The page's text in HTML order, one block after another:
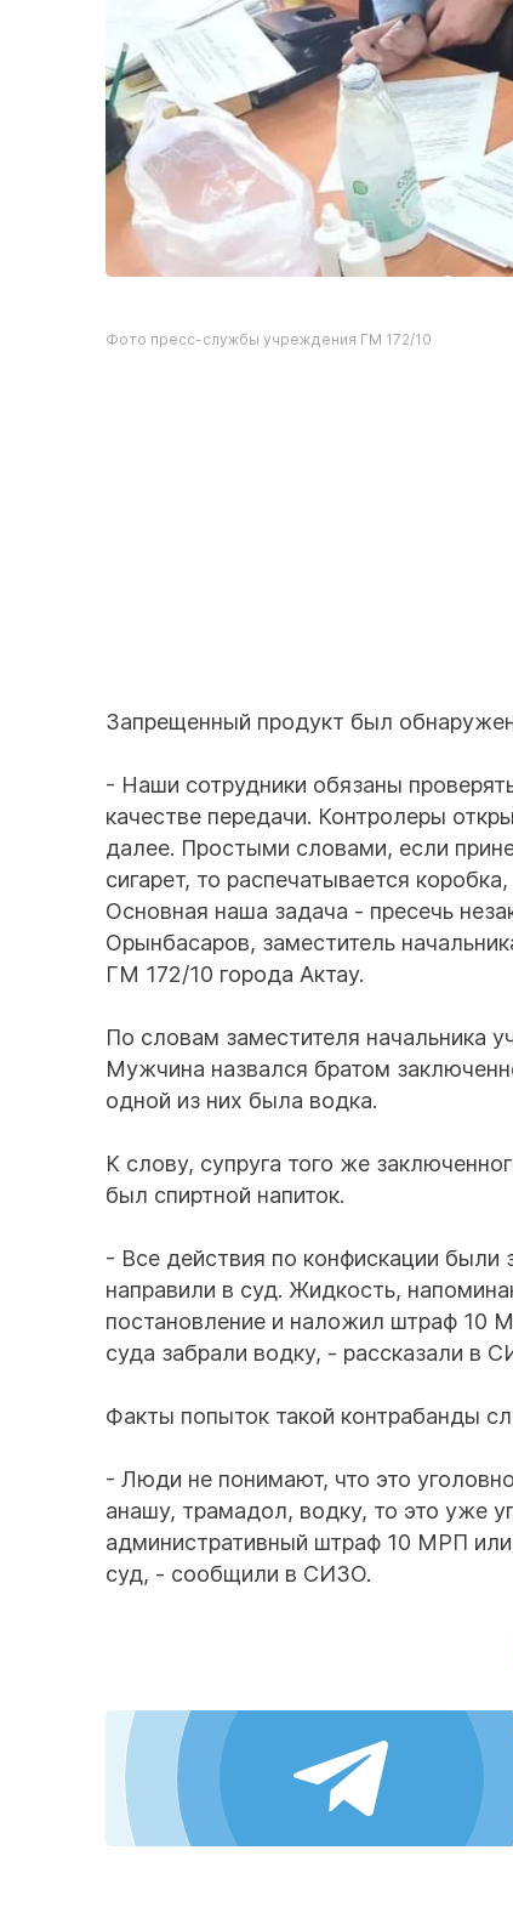
Фото пресс-службы учреждения ГМ 172/10
Запрещенный продукт был
- Наши сотрудники обязаны
качестве передачи. Контролеры
далее. Простыми словами, если
сигарет, то распечатывается
Основная наша задача - пресечь
Орынбасаров, заместитель
ГМ 172/10 города Актау.
По словам заместителя начальника
Мужчина назвался братом
одной из них была водка.
К слову, супруга того же
был спиртной напиток.
- Все действия по конфискации
направили в суд. Жидкость,
постановление и наложил штраф 10
суда забрали водку, - рассказали в
Факты попыток такой контрабанды
- Люди не понимают, что это
анашу, трамадол, водку, то это уже
административный штраф 10 МРП
суд, - сообщили в СИЗО.